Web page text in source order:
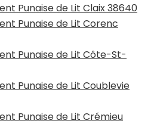
Punaise de Lit Claix 38640
Punaise de Lit Corenc
Punaise de Lit Côte-St-
Punaise de Lit Coublevie
Punaise de Lit Crémieu